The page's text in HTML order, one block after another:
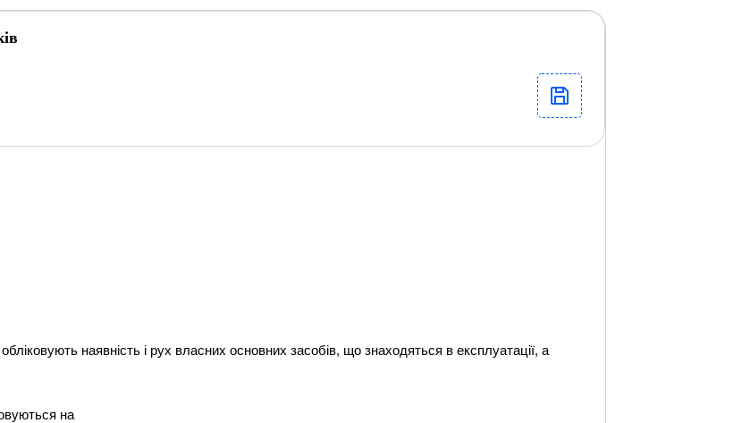
наявність і рух власних основних засобів, що знаходяться в експлуатації, а
на